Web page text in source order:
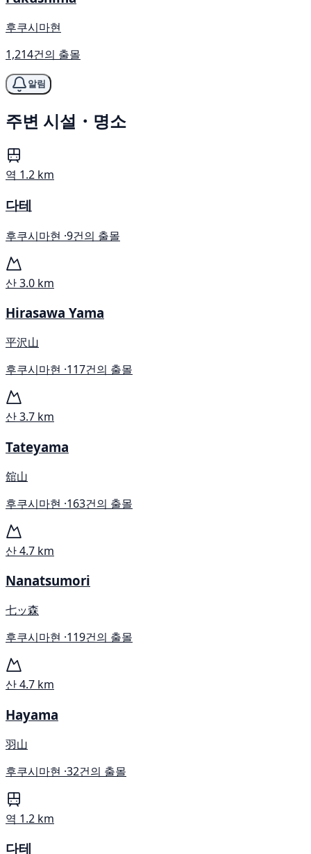
후쿠시마현
1,214건의 출몰
알림
주변 시설・명소
역 1.2 km
다테
후쿠시마현 ·9건의 출몰
산3.0 km
Hirasawa Yama
平沢山
후쿠시마현 ·117건의 출몰
산3.7 km
Tateyama
舘山
후쿠시마현 ·163건의 출몰
산4.7 km
Nanatsumori
七ッ森
후쿠시마현 ·119건의 출몰
산4.7 km
Hayama
羽山
후쿠시마현 ·32건의 출몰
역 1.2 km
다테